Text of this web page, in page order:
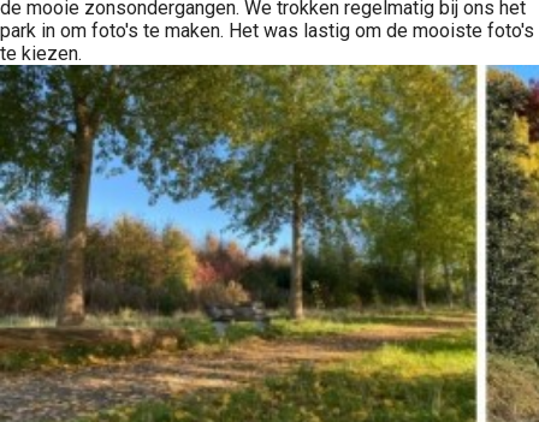
de mooie zonsondergangen. We trokken regelmatig bij ons het
park in om foto's te maken. Het was lastig om de mooiste foto's
te kiezen.